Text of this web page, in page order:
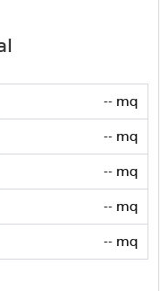
-- mq
-- mq
-- mq
-- mq
-- mq